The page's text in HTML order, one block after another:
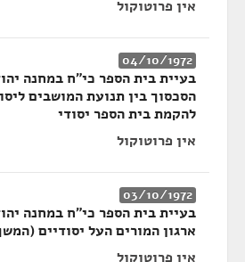
אין פרוטוקול
04/10/1972
בעיית בית הספר כי"ח במחנה
הסכסוך בין תנועת המושבים
להקמת בית הספר יסודי
אין פרוטוקול
03/10/1972
בעיית בית הספר כי"ח במחנה
ארגון המורים העל יסודיים
אין פרוטוקול